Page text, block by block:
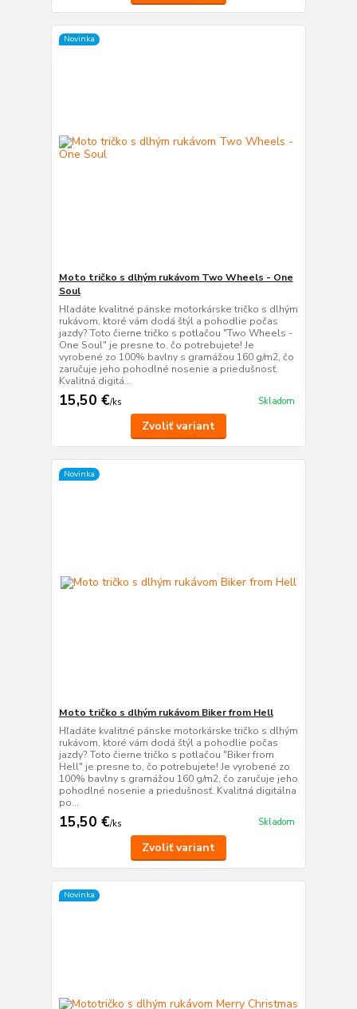
Novinka
Moto tričko s dlhým rukávom Two Wheels - One
Soul
Hľadáte kvalitné pánske motorkárske tričko s dlhým
rukávom, ktoré vám dodá štýl a pohodlie počas
jazdy? Toto čierne tričko s potlačou "Two Wheels -
One Soul" je presne to, čo potrebujete! Je
vyrobené zo 100% bavlny s gramážou 160 g/m2, čo
zaručuje jeho pohodlné nosenie a priedušnosť.
Kvalitná digitá...
15,50 €/ks Skladom
Zvoliť variant
Novinka
Moto tričko s dlhým rukávom Biker from Hell
Hľadáte kvalitné pánske motorkárske tričko s dlhým
rukávom, ktoré vám dodá štýl a pohodlie počas
jazdy? Toto čierne tričko s potlačou "Biker from
Hell" je presne to, čo potrebujete! Je vyrobené zo
100% bavlny s gramážou 160 g/m2, čo zaručuje jeho
pohodlné nosenie a priedušnosť. Kvalitná digitálna
po...
15,50 €/ks Skladom
Zvoliť variant
Novinka